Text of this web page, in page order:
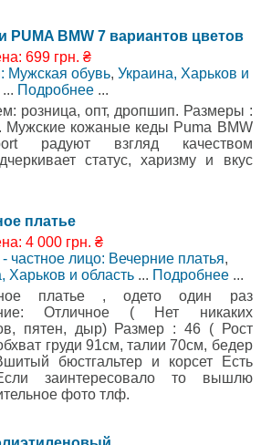
PUMA BMW 7 вариантов цветов
699 грн. ₴
Мужская обувь, Украина, Харьков и
... Подробнее ...
розница, опт, дропшип. Размеры :
Мужские кожаные кеды Puma BMW
радуют взгляд качеством
статус, харизму и вкус
платье
4 000 грн. ₴
частное лицо: Вечерние платья,
Харьков и область ... Подробнее ...
платье , одето один раз
Отличное ( Нет никаких
пятен, дыр) Размер : 46 ( Рост
груди 91см, талии 70см, бедер
бюстгальтер и корсет Есть
заинтересовало то вышлю
фото тлф.